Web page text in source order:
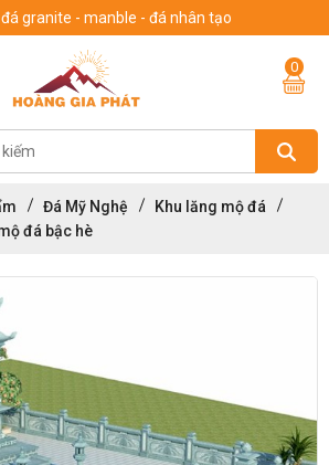
granite - manble - đá nhân tạo
0
Đá Mỹ Nghệ
Khu lăng mộ đá
đá bậc hè